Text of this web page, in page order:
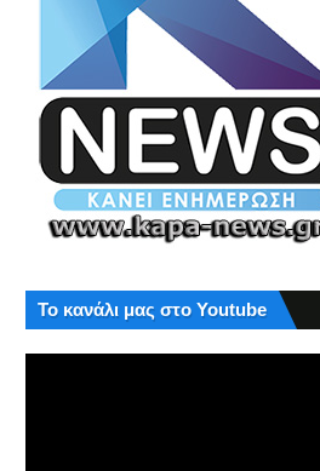
Το κανάλι μας στο Youtube